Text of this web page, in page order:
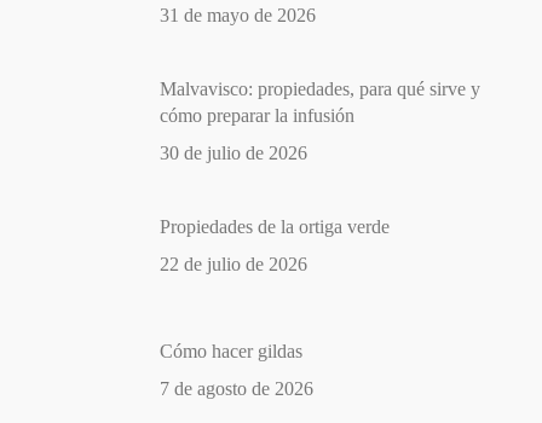
31 de mayo de 2026
Malvavisco: propiedades, para qué sirve y
cómo preparar la infusión
30 de julio de 2026
Propiedades de la ortiga verde
22 de julio de 2026
Cómo hacer gildas
7 de agosto de 2026